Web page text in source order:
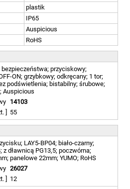
plastik
IP65
Auspicious
RoHS
bezpieczeństwa; przyciskowy;
ON; grzybkowy; odkręcany; 1 tor;
podświetlenia; bistabilny; śrubowe;
Auspicious
14103
]
55
LAY5-BP04; biało-czarny;
z dławnicą PG13,5; poczwórna;
panelowe 22mm; YUMO; RoHS
26027
]
12